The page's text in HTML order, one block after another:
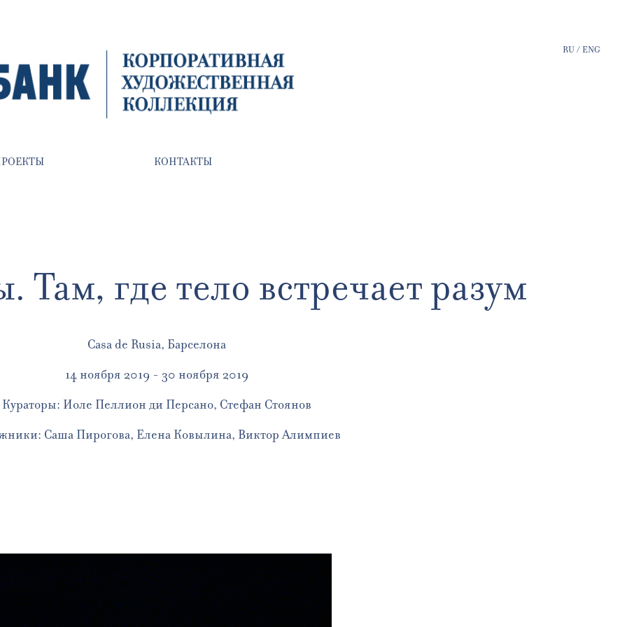
RU/ ENG
КОНТАКТЫ
Там, где тело встречает разум
Casa de Rusia, Барселона
14 ноября 2019 - 30 ноября 2019
Кураторы: Иоле Пеллион ди Персано, Стефан Стоянов
Саша Пирогова, Елена Ковылина, Виктор Алимпиев